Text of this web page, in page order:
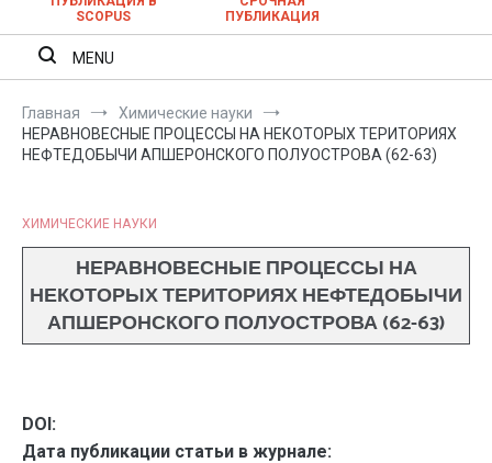
SCOPUS
ПУБЛИКАЦИЯ
MENU
Главная
Химические науки
НЕРАВНОВЕСНЫЕ ПРОЦЕССЫ НА НЕКОТОРЫХ ТЕРИТОРИЯХ
НЕФТЕДОБЫЧИ АПШЕРОНСКОГО ПОЛУОСТРОВА (62-63)
ХИМИЧЕСКИЕ НАУКИ
НЕРАВНОВЕСНЫЕ ПРОЦЕССЫ НА
НЕКОТОРЫХ ТЕРИТОРИЯХ НЕФТЕДОБЫЧИ
АПШЕРОНСКОГО ПОЛУОСТРОВА (62-63)
DOI:
Дата публикации статьи в журнале: